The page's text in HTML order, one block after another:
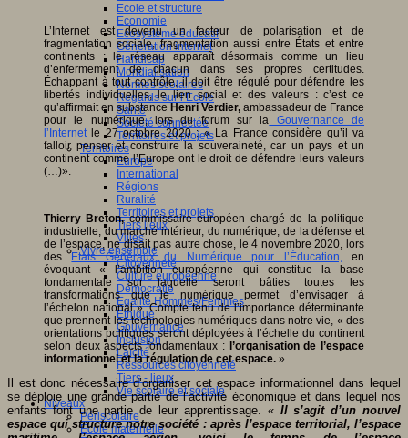
Ecole et structure
Economie
Ecosystème éducatif
Génération internet
Handicap
Mondialisation
Normes scolaires
Regards sur l’Ecole
Santé
Société connectée
Territoires et projets
Territoires
Europe
International
Régions
Ruralité
Territoires et projets
Tiers lieux
Villes
Vivre ensemble
Citoyenneté
Culture européenne
Démocratie
Egalité Hommes/Femmes
Ethique
Gouvernance
Inclusion
Laïcité
Ressources citoyenneté
Tiers - lieux
Vie scolaire et sociale
Niveaux
Périscolaire
Ecole maternelle
L’Internet est devenu un facteur de polarisation et de
fragmentation sociale, fragmentation aussi entre États et entre
continents : le réseau apparaît désormais comme un lieu
d’enfermement de chacun dans ses propres certitudes.
Échappant à tout contrôle, il doit être régulé pour défendre les
libertés individuelles, le lien social et des valeurs : c’est ce
qu’affirmait en substanceHenri Verdier, ambassadeur de France
pour le numérique, lors du forum sur la Gouvernance de
l’Internet le 27 octobre 2020 : « La France considère qu’il va
falloir penser et construire la souveraineté, car un pays et un
continent comme l’Europe ont le droit de défendre leurs valeurs
(…)».
Thierry Breton,commissaire européen chargé de la politique
industrielle, du marché intérieur, du numérique, de la défense et
de l’espace, ne disait pas autre chose, le 4 novembre 2020, lors
desEtats Généraux du Numérique pour l’Éducation,
en
évoquant « l’ambition européenne qui constitue la base
fondamentale sur laquelle seront bâties toutes les
transformations que le numérique permet d’envisager à
l’échelon national ». Compte tenu de l’importance déterminante
que prennent les technologies numériques dans notre vie, « des
orientations politiques seront déployées à l’échelle du continent
selon deux aspects fondamentaux :l’organisation de l’espace
informationnel et la régulation de cet espace. »
Il est donc nécessaire d’organiser cet espace informationnel dans lequel
se déploie une grande partie de l’activité économique et dans lequel nos
enfants font une partie de leur apprentissage. « Il s’agit d’un nouvel
espace qui structure notre société : après l’espace territorial, l’espace